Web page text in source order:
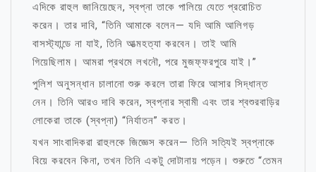
এদিকে রাহুল জানিয়েছেন, স্বপ্না তাকে পালিয়ে যেতে প্ররোচিত
করেন। তার দাবি, “তিনি আমাকে বলেন— যদি আমি আলিগড়
বাসস্ট্যান্ডে না যাই, তিনি আত্মহত্যা করবেন। তাই আমি
গিয়েছিলাম। আমরা প্রথমে লখনৌ, পরে মুজফ্ফরপুরে যাই।”
পুলিশ অনুসন্ধান চালানো শুরু করলে তারা ফিরে আসার সিদ্ধান্ত
নেন। তিনি আরও দাবি করেন, স্বপ্নার স্বামী এবং তার শ্বশুরবাড়ির
লোকেরা তাকে (স্বপ্না) “নির্যাতন” করত।
যখন সাংবাদিকরা রাহুলকে জিজ্ঞেস করেন— তিনি সত্যিই স্বপ্নাকে
বিয়ে করবেন কিনা, তখন তিনি একটু দোটানায় পড়েন। শুরুতে “তেমন